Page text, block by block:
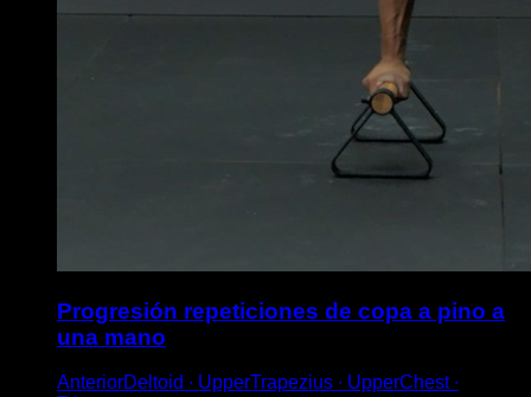
Progresión repeticiones de copa a pino a
una mano
AnteriorDeltoid ∙ UpperTrapezius ∙ UpperChest ∙